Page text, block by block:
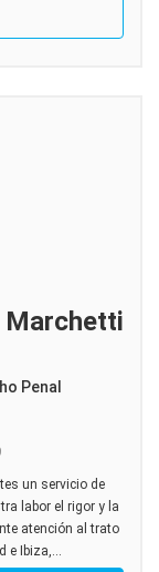
Marchetti
Penal
un servicio de
labor el rigor y la
atención al trato
e Ibiza,...